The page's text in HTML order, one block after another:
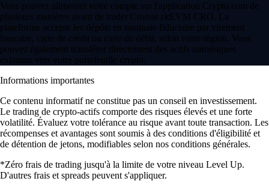
Vous pouvez alimenter votre compte sur l'application Crypto.com de
plusieurs manières avant de trader Cronos zkEVM CRO. La
plateforme accepte les dépôts en monnaie fiduciaire par virement
bancaire, carte de crédit ou carte de débit, selon votre région. Vous
pouvez également transférer directement des actifs numériques
existants vers votre portefeuille crypto.
Informations importantes
Ce contenu informatif ne constitue pas un conseil en investissement.
Le trading de crypto-actifs comporte des risques élevés et une forte
volatilité. Évaluez votre tolérance au risque avant toute transaction. Les
récompenses et avantages sont soumis à des conditions d'éligibilité et
de détention de jetons, modifiables selon nos conditions générales.
*Zéro frais de trading jusqu'à la limite de votre niveau Level Up.
D'autres frais et spreads peuvent s'appliquer.